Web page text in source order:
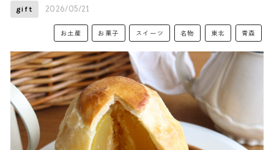
gift 2026/05/21
お土産 お菓子 スイーツ 名物 東北 青森